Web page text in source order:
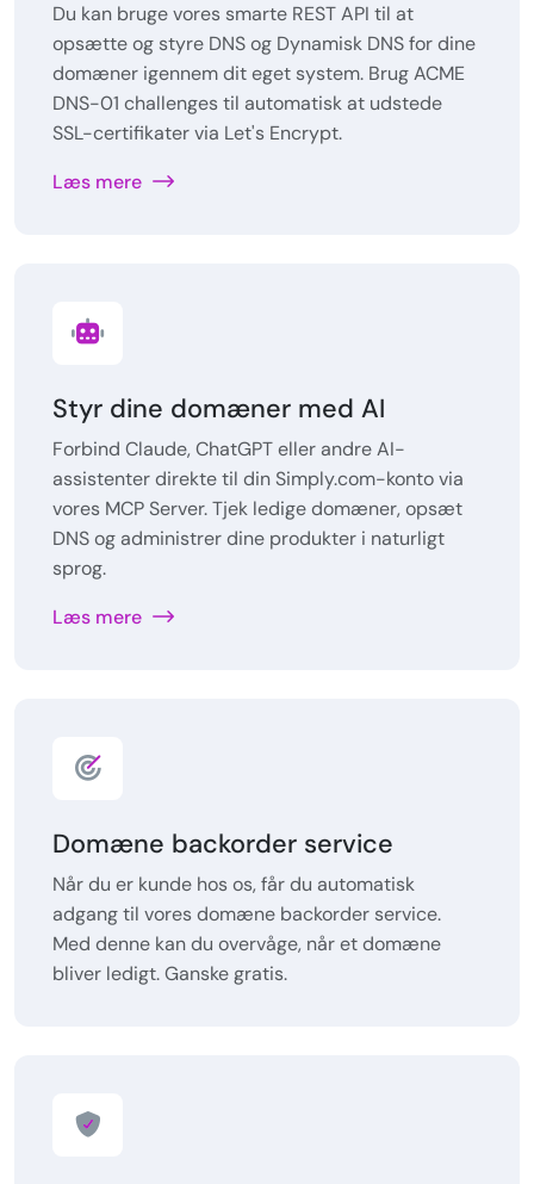
Du kan bruge vores smarte REST API til at
opsætte og styre DNS og Dynamisk DNS for dine
domæner igennem dit eget system. Brug ACME
DNS-01 challenges til automatisk at udstede
SSL-certifikater via Let's Encrypt.
Læs mere
Styr dine domæner med AI
Forbind Claude, ChatGPT eller andre AI-
assistenter direkte til din Simply.com-konto via
vores MCP Server. Tjek ledige domæner, opsæt
DNS og administrer dine produkter i naturligt
sprog.
Læs mere
Domæne backorder service
Når du er kunde hos os, får du automatisk
adgang til vores domæne backorder service.
Med denne kan du overvåge, når et domæne
bliver ledigt. Ganske gratis.